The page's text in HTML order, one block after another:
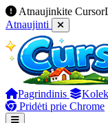
Atnaujinkite
Atnaujinti
Pagrindinis
Pridėti prie Chrome